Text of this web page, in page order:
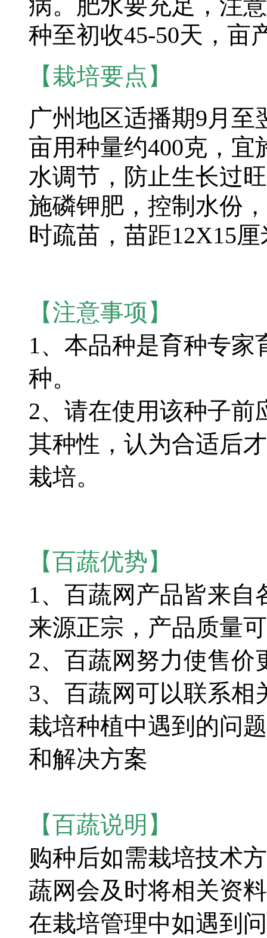
病。肥水要充足，注
种至初收45-50天，亩
【栽培要点】
广州地区适播期9月
亩用种量约400克，
水调节，防止生长过
施磷钾肥，控制水份
时疏苗，苗距12X15
【注意事项】
1、本品种是育种专
种。
2、请在使用该种子前
其种性，认为合适后
栽培。
【百蔬优势】
1、百蔬网产品皆来
来源正宗，产品质量
2、百蔬网努力使售价
3、百蔬网可以联系相
栽培种植中遇到的问
和解决方案
【百蔬说明】
购种后如需栽培技术
蔬网会及时将相关资
在栽培管理中如遇到